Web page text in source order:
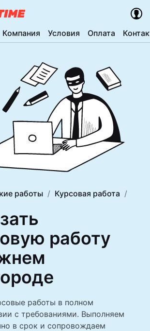
Компания Условия Оплата
работы Курсовая работа
работу
работы в полном
с требованиями. Выполняем
в срок и сопровождаем